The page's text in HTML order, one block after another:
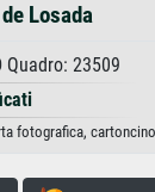
Losada
23509
fotografica,